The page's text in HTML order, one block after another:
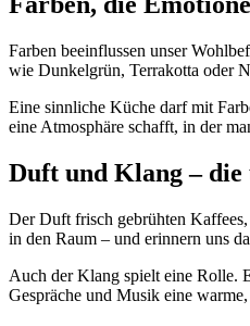
Farben beeinflussen unser
wie Dunkelgrün, Terrakotta oder
Eine sinnliche Küche darf mit
eine Atmosphäre schafft, in der
Duft und Klang – die
Der Duft frisch gebrühten
in den Raum – und erinnern uns
Auch der Klang spielt eine Rolle.
Gespräche und Musik eine